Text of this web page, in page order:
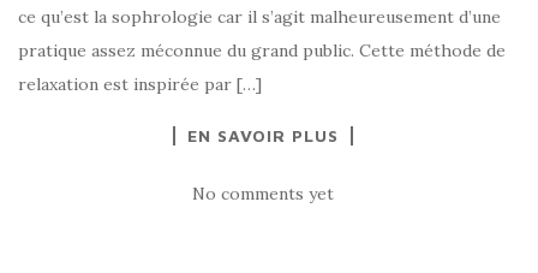
ce qu’est la sophrologie car il s’agit malheureusement d’une
pratique assez méconnue du grand public. Cette méthode de
relaxation est inspirée par […]
EN SAVOIR PLUS
No comments yet